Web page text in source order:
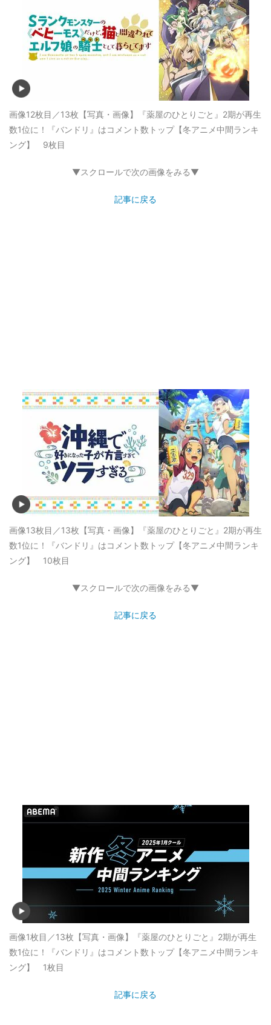
画像12枚目／13枚 【写真・画像】『薬屋のひとりごと』2期が再生
数1位に！『バンドリ』はコメント数トップ【冬アニメ中間ランキ
ング】 9枚目
▼スクロールで次の画像をみる▼
記事に戻る
画像13枚目／13枚 【写真・画像】『薬屋のひとりごと』2期が再生
数1位に！『バンドリ』はコメント数トップ【冬アニメ中間ランキ
ング】 10枚目
▼スクロールで次の画像をみる▼
記事に戻る
画像1枚目／13枚 【写真・画像】『薬屋のひとりごと』2期が再生
数1位に！『バンドリ』はコメント数トップ【冬アニメ中間ランキ
ング】 1枚目
記事に戻る